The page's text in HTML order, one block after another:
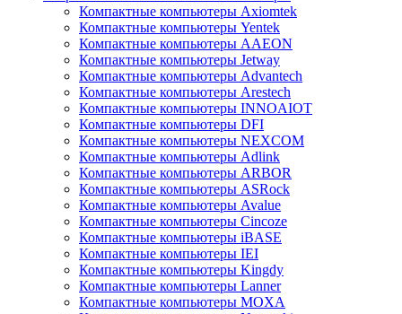
Компактные компьютеры Axiomtek
Компактные компьютеры Yentek
Компактные компьютеры AAEON
Компактные компьютеры Jetway
Компактные компьютеры Advantech
Компактные компьютеры Arestech
Компактные компьютеры INNOAIOT
Компактные компьютеры DFI
Компактные компьютеры NEXCOM
Компактные компьютеры Adlink
Компактные компьютеры ARBOR
Компактные компьютеры ASRock
Компактные компьютеры Avalue
Компактные компьютеры Cincoze
Компактные компьютеры iBASE
Компактные компьютеры IEI
Компактные компьютеры Kingdy
Компактные компьютеры Lanner
Компактные компьютеры MOXA